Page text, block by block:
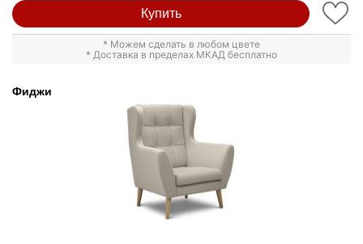
Купить
* Можем сделать в любом цвете
* Доставка в пределах МКАД бесплатно
Фиджи